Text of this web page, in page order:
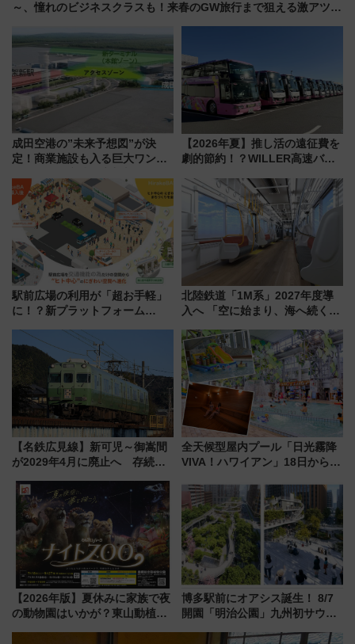
～、憧れのビジネスクラスも！来春のGW旅行まで狙える激アツ路
成田空港の”未来予想図”が決
定！商業施設も入る巨大ワンタ
で新型特急が品川･羽田とを結
ぶ！ JR空港駅は2面3線化！
【2026年夏】推し活の遠征費を
劇的節約！？WILLER高速バス
温泉の最強ルート 予約期間・
対象路線まとめ
駅前広場の利用が「超お手軽」
に！？新プラットフォーム
マホで簡単申請 物販や演奏会な
どに【JR東日本】
北陸鉄道「1M系」2027年度導
入へ 「空に始まり、海へ続く」
神秘的なデザイン
【名鉄広見線】新可児～御嵩間
が2029年4月に廃止へ 存続協
全天候型屋内プール「日光霧降
VIVA！ハワイアン」18日から営
ァミリーから大人まで幅広い世
代が一日中楽しる夏のリゾート
を楽しんで
【2026年版】夏休みに家族で夜
の動物園はいかが？東山動植物
博多駅前にオアシス誕生！ 8/7
開園「明治公園」九州初サウナ